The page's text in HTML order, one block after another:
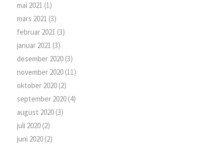
mai 2021 (1)
mars 2021 (3)
februar 2021 (3)
januar 2021 (3)
desember 2020(3)
november 2020(11)
oktober 2020(2)
september 2020(4)
august 2020(3)
juli 2020(2)
juni 2020(2)